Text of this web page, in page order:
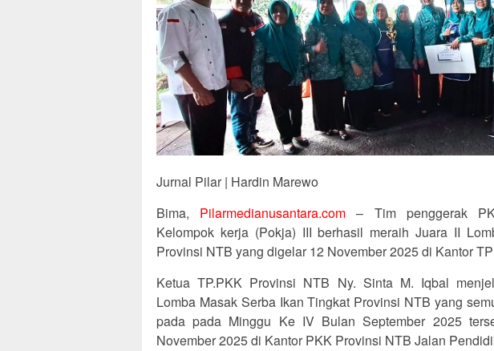
Jurnal Pilar | Hardin Marewo
Bima, Pilarmedianusantara.com – Tim penggerak
Kelompok kerja (Pokja) III berhasil meraih Juara II
Provinsi NTB yang digelar 12 November 2025 di Kantor
Ketua TP.PKK Provinsi NTB Ny. Sinta M. Iqbal
Lomba Masak Serba Ikan Tingkat Provinsi NTB yang
pada pada Minggu Ke IV Bulan September 2025
November 2025 di Kantor PKK Provinsi NTB Jalan